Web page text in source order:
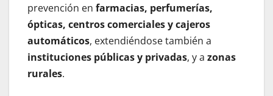
prevención en farmacias, perfumerías,
ópticas, centros comerciales y cajeros
automáticos, extendiéndose también a
instituciones públicas y privadas, y a zonas
rurales.